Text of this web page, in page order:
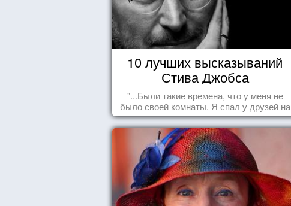
10 лучших высказываний
Стива Джобса
"...Были такие времена, что у меня не
было своей комнаты. Я спал у друзей на
полу, а для того, чтобы купить еды -
сдавал бутылки из под кока-колы"